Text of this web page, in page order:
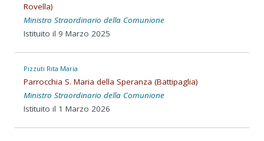
Rovella)
Ministro Straordinario della Comunione
Istituito il 9 Marzo 2025
Pizzuti Rita Maria
Parrocchia S. Maria della Speranza (Battipaglia)
Ministro Straordinario della Comunione
Istituito il 1 Marzo 2026